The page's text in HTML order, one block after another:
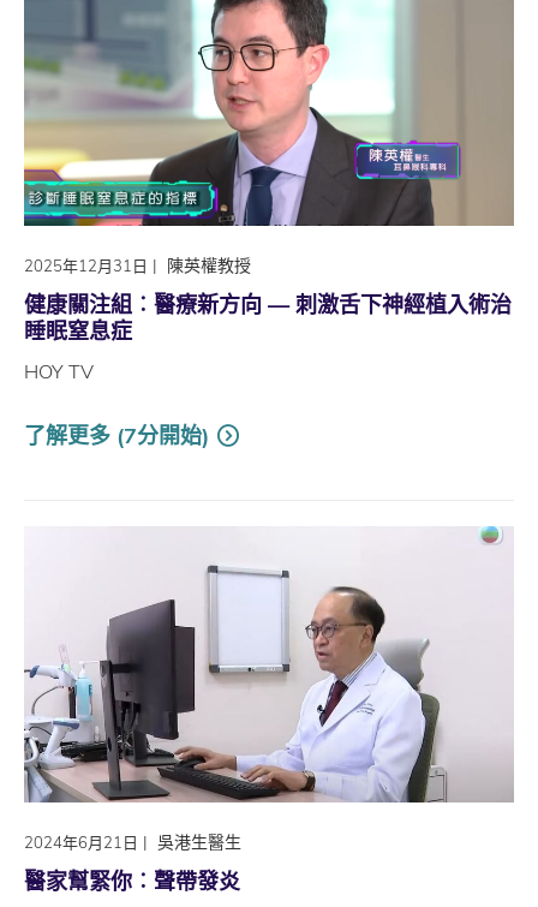
2025年12月31日 | 陳英權教授
健康關注組︰醫療新方向 — 刺激舌下神經植入術治
睡眠窒息症
HOY TV
了解更多 (7分開始)
2024年6月21日 | 吳港生醫生
醫家幫緊你︰聲帶發炎